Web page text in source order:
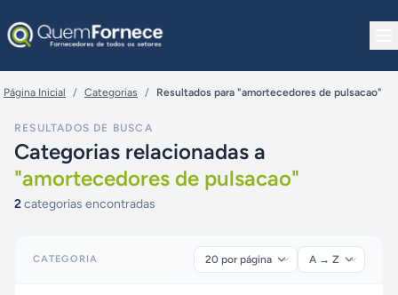
Página Inicial / Categorias / Resultados para "amortecedores de pulsacao"
RESULTADOS DE BUSCA
Categorias relacionadas a
"amortecedores de pulsacao"
2categorias encontradas
CATEGORIA